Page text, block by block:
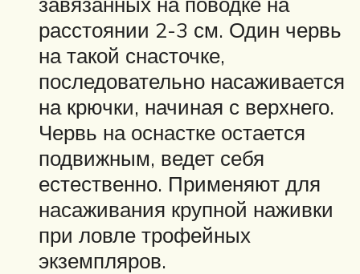
расстоянии 2-3 см. Один червь
на такой снасточке,
последовательно насаживается
на крючки, начиная с верхнего.
Червь на оснастке остается
подвижным, ведет себя
естественно. Применяют для
насаживания крупной наживки
при ловле трофейных
экземпляров.